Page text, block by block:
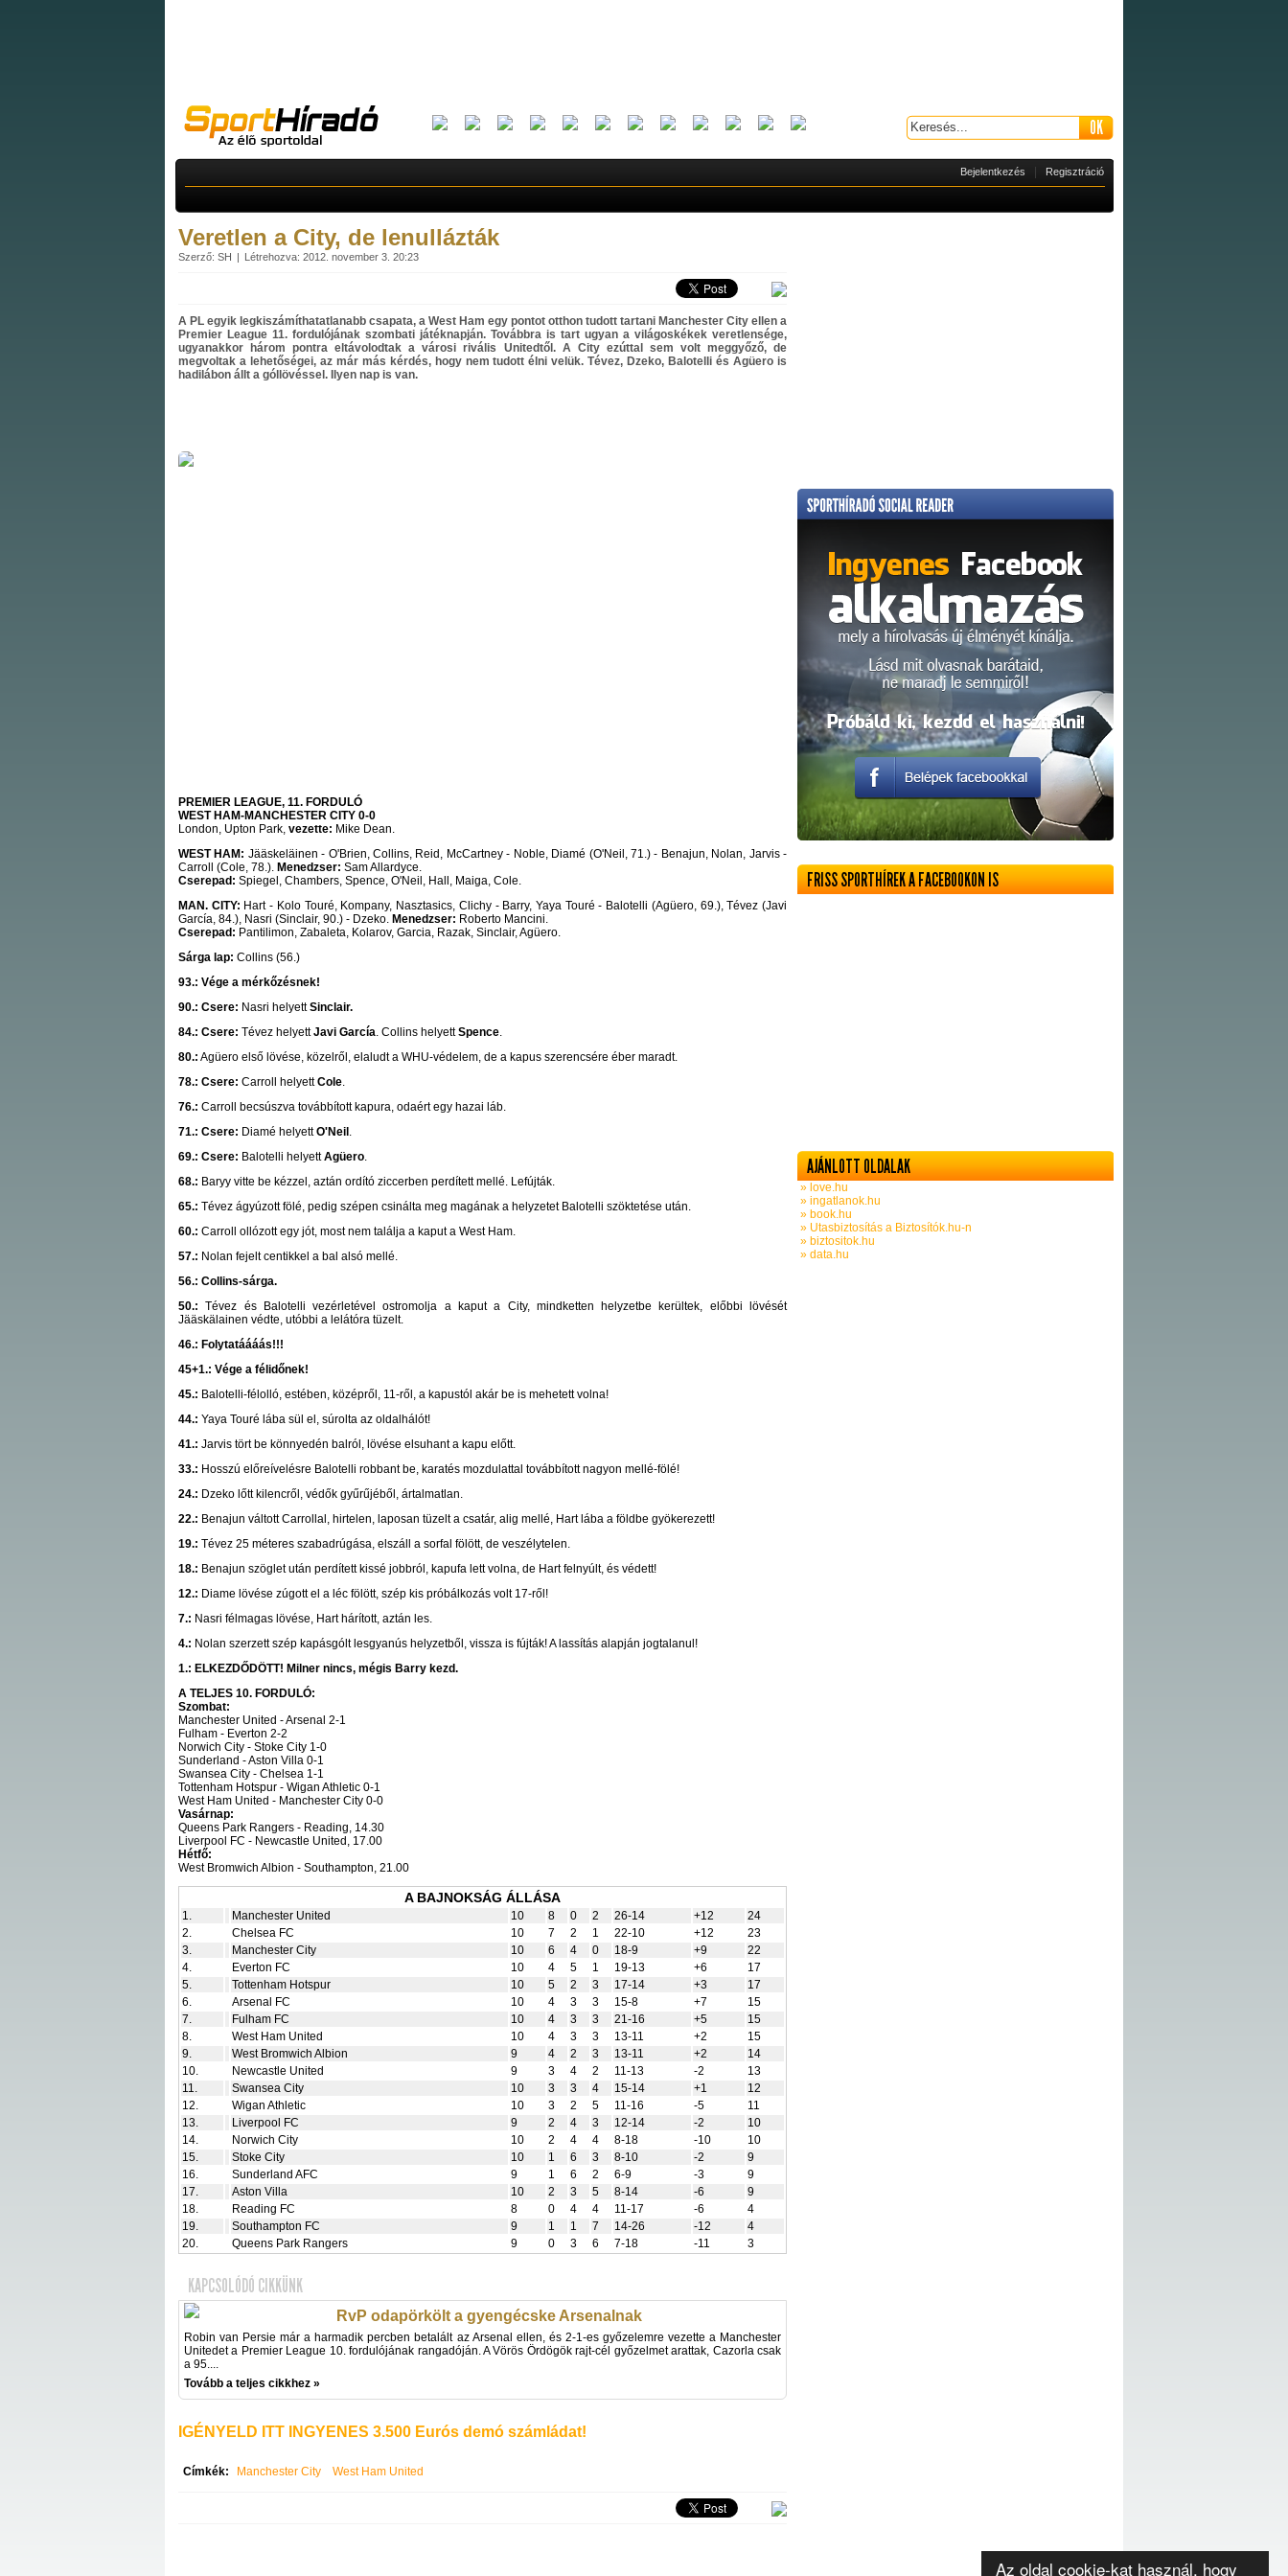
Az oldal cookie-kat használ, hogy
Bejelentkezés Regisztráció
Veretlen a City, de lenullázták
Szerző: SH Létrehozva: 2012. november 3. 20:23
A PL egyik legkiszámíthatatlanabb csapata, a West Ham egy pontot otthon tudott tartani Manchester City ellen a
Premier League 11. fordulójának szombati játéknapján. Továbbra is tart ugyan a világoskékek veretlensége,
ugyanakkor három pontra eltávolodtak a városi rivális Unitedtől. A City ezúttal sem volt meggyőző, de
megvoltak a lehetőségei, az már más kérdés, hogy nem tudott élni velük. Tévez, Dzeko, Balotelli és Agüero is
hadilábon állt a góllövéssel. Ilyen nap is van.
PREMIER LEAGUE, 11. FORDULÓ
WEST HAM-MANCHESTER CITY 0-0
London, Upton Park, vezette: Mike Dean.
WEST HAM: Jääskeläinen - O'Brien, Collins, Reid, McCartney - Noble, Diamé (O'Neil, 71.) - Benajun, Nolan, Jarvis -
Carroll (Cole, 78.). Menedzser: Sam Allardyce.
Cserepad: Spiegel, Chambers, Spence, O'Neil, Hall, Maiga, Cole.
MAN. CITY: Hart - Kolo Touré, Kompany, Nasztasics, Clichy - Barry, Yaya Touré - Balotelli (Agüero, 69.), Tévez (Javi
García, 84.), Nasri (Sinclair, 90.) - Dzeko. Menedzser: Roberto Mancini.
Cserepad: Pantilimon, Zabaleta, Kolarov, Garcia, Razak, Sinclair, Agüero.
Sárga lap: Collins (56.)
93.: Vége a mérkőzésnek!
90.: Csere: Nasri helyettSinclair.
84.: Csere: Tévez helyettJavi García. Collins helyettSpence.
80.: Agüero első lövése, közelről, elaludt a WHU-védelem, de a kapus szerencsére éber maradt.
78.: Csere: Carroll helyettCole.
76.: Carroll becsúszva továbbított kapura, odaért egy hazai láb.
71.: Csere: Diamé helyettO'Neil .
69.: Csere: Balotelli helyettAgüero.
68.: Baryy vitte be kézzel, aztán ordító ziccerben perdített mellé. Lefújták.
65.: Tévez ágyúzott fölé, pedig szépen csinálta meg magának a helyzetet Balotelli szöktetése után.
60.: Carroll ollózott egy jót, most nem találja a kaput a West Ham.
57.: Nolan fejelt centikkel a bal alsó mellé.
56.: Collins-sárga.
50.:Tévez és Balotelli vezérletével ostromolja a kaput a City, mindketten helyzetbe kerültek, előbbi lövését
Jääskälainen védte, utóbbi a lelátóra tüzelt.
46.: Folytatáááás!!!
45+1.: Vége a félidőnek!
45.: Balotelli-félolló, estében, középről, 11-ről, a kapustól akár be is mehetett volna!
44.: Yaya Touré lába sül el, súrolta az oldalhálót!
41.: Jarvis tört be könnyedén balról, lövése elsuhant a kapu előtt.
33.: Hosszú előreívelésre Balotelli robbant be, karatés mozdulattal továbbított nagyon mellé-fölé!
24.: Dzeko lőtt kilencről, védők gyűrűjéből, ártalmatlan.
22.: Benajun váltott Carrollal, hirtelen, laposan tüzelt a csatár, alig mellé, Hart lába a földbe gyökerezett!
19.: Tévez 25 méteres szabadrúgása, elszáll a sorfal fölött, de veszélytelen.
18.: Benajun szöglet után perdített kissé jobbról, kapufa lett volna, de Hart felnyúlt, és védett!
12.: Diame lövése zúgott el a léc fölött, szép kis próbálkozás volt 17-ről!
7.: Nasri félmagas lövése, Hart hárított, aztán les.
4.: Nolan szerzett szép kapásgólt lesgyanús helyzetből, vissza is fújták! A lassítás alapján jogtalanul!
1.: ELKEZDŐDÖTT! Milner nincs, mégis Barry kezd.
A TELJES 10. FORDULÓ:
Szombat:
Manchester United - Arsenal 2-1
Fulham - Everton 2-2
Norwich City - Stoke City 1-0
Sunderland - Aston Villa 0-1
Swansea City - Chelsea 1-1
Tottenham Hotspur - Wigan Athletic 0-1
West Ham United - Manchester City 0-0
Vasárnap:
Queens Park Rangers - Reading, 14.30
Liverpool FC - Newcastle United, 17.00
Hétfő:
West Bromwich Albion - Southampton, 21.00
A BAJNOKSÁG ÁLLÁSA
1. Manchester United 10 8 0 2 26-14 +12
24
2.
Chelsea FC 10 7 2 1 22-10 +12
23
3.
Manchester City 10 6 4 0 18-9 +9
22
4.
Everton FC 10 4 5 1 19-13 +6
17
5.
Tottenham Hotspur 10 5 2 3 17-14 +3
17
6.
Arsenal FC 10 4 3 3 15-8 +7
15
7.
Fulham FC 10 4 3 3 21-16 +5
15
8.
West Ham United 10 4 3 3 13-11 +2
15
9.
West Bromwich Albion 9 4 2 3 13-11 +2
14
10.
Newcastle United 9 3 4 2 11-13 -2
13
11.
Swansea City 10 3 3 4 15-14 +1
12
12.
Wigan Athletic 10 3 2 5 11-16 -5
11
13.
Liverpool FC 9 2 4 3 12-14 -2
10
14.
Norwich City 10 2 4 4 8-18 -10
10
15.
Stoke City 10 1 6 3 8-10 -2
9
16.
Sunderland AFC 9 1 6 2 6-9 -3
9
17.
Aston Villa 10 2 3 5 8-14 -6
9
18.
Reading FC 8 0 4 4 11-17 -6
4
19.
Southampton FC 9 1 1 7 14-26 -12
4
20.
Queens Park Rangers 9 0 3 6 7-18 -11 3
KAPCSOLÓDÓ CIKKÜNK
RvP odapörkölt a gyengécske Arsenalnak
Robin van Persie már a harmadik percben betalált az Arsenal ellen, és 2-1-es győzelemre vezette a Manchester
Unitedet a Premier League 10. fordulójának rangadóján. A Vörös Ördögök rajt-cél győzelmet arattak, Cazorla csak
a 95....
Tovább a teljes cikkhez »
IGÉNYELD ITT INGYENES 3.500 Eurós demó számládat!
Címkék: Manchester City West Ham United
FRISS SPORTHÍREK A FACEBOOKON IS
AJÁNLOTT OLDALAK
» love.hu
» ingatlanok.hu
» book.hu
» Utasbiztosítás a Biztosítók.hu-n
» biztositok.hu
» data.hu